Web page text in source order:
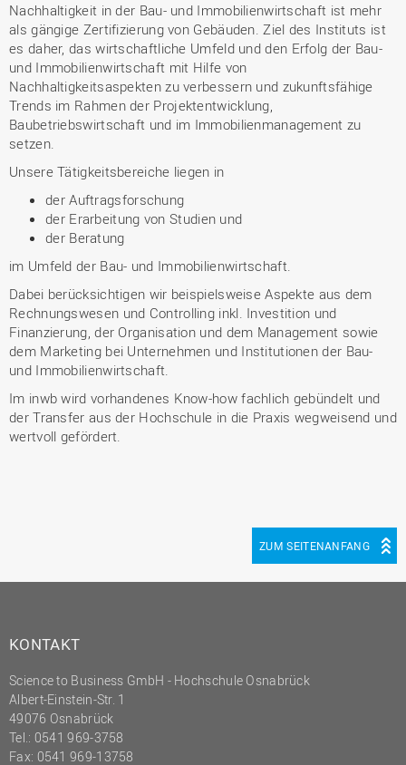
Nachhaltigkeit in der Bau- und Immobilienwirtschaft ist mehr
als gängige Zertifizierung von Gebäuden. Ziel des Instituts ist
es daher, das wirtschaftliche Umfeld und den Erfolg der Bau-
und Immobilienwirtschaft mit Hilfe von
Nachhaltigkeitsaspekten zu verbessern und zukunftsfähige
Trends im Rahmen der Projektentwicklung,
Baubetriebswirtschaft und im Immobilienmanagement zu
setzen.
Unsere Tätigkeitsbereiche liegen in
der Auftragsforschung
der Erarbeitung von Studien und
der Beratung
im Umfeld der Bau- und Immobilienwirtschaft.
Dabei berücksichtigen wir beispielsweise Aspekte aus dem
Rechnungswesen und Controlling inkl. Investition und
Finanzierung, der Organisation und dem Management sowie
dem Marketing bei Unternehmen und Institutionen der Bau-
und Immobilienwirtschaft.
Im inwb wird vorhandenes Know-how fachlich gebündelt und
der Transfer aus der Hochschule in die Praxis wegweisend und
wertvoll gefördert.
ZUM SEITENANFANG
KONTAKT
Science to Business GmbH - Hochschule Osnabrück
Albert-Einstein-Str. 1
49076 Osnabrück
Tel.: 0541 969-3758
Fax: 0541 969-13758